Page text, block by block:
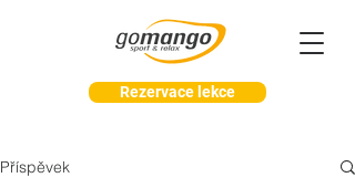
Rezervace lekce
Příspěvek